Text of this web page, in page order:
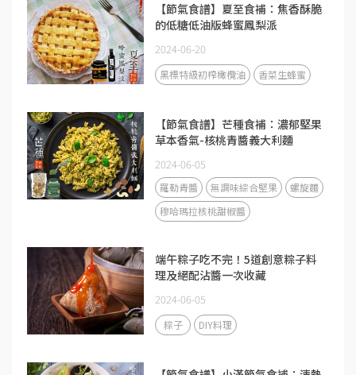
【節氣食譜】夏至食補：焦香酥脆
的低糖低油版蜂蜜鳳梨派
2024-06-20
黑標特級初榨橄欖油 香菜生蜂蜜
【節氣食譜】芒種食補：濃郁堅果
草本香氣-核桃青醬義大利麵
2024-06-05
羅勒青醬 無調味綜合堅果
螺旋麵
穆哈瑪拉核桃甜椒醬
端午粽子吃不完！5道創意粽子料
理及絕配沾醬一次收藏
2024-06-05
粽子 DIY料理